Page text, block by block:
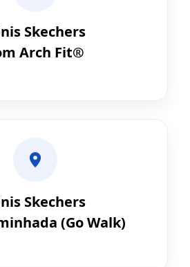
Skechers
Arch Fit®
Skechers
(Go Walk)